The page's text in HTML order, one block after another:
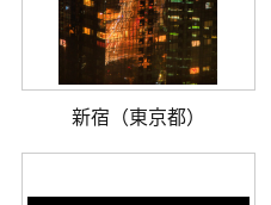
新宿（東京都）